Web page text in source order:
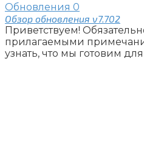
Обновления 0
Обзор обновления v7.702
Приветствуем!
прилагаемыми
узнать, что мы готовим для